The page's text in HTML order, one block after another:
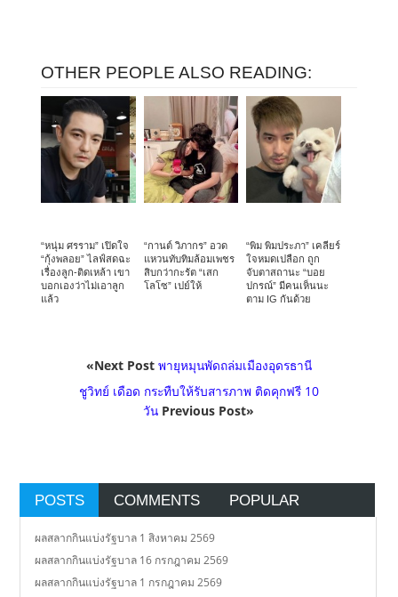
OTHER PEOPLE ALSO READING:
“หนุ่ม ศรราม” เปิดใจ
“กุ้งพลอย” ไลฟ์สดฉะ
เรื่องลูก-ติดเหล้า เขา
บอกเองว่าไม่เอาลูก
แล้ว
“กานต์ วิภากร” อวด
แหวนทับทิมล้อมเพชร
สิบกว่ากะรัต “เสก
โลโซ” เปย์ให้
“พิม พิมประภา” เคลียร์
ใจหมดเปลือก ถูก
จับตาสถานะ “บอย
ปกรณ์” มีคนเห็นนะ
ตาม IG กันด้วย
«Next Post พายุหมุนพัดถล่มเมืองอุดรธานี
ชูวิทย์ เดือด กระทืบให้รับสารภาพ ติดคุกฟรี 10
วัน Previous Post»
POSTS COMMENTS POPULAR
ผลสลากกินแบ่งรัฐบาล 1 สิงหาคม 2569
ผลสลากกินแบ่งรัฐบาล 16 กรกฎาคม 2569
ผลสลากกินแบ่งรัฐบาล 1 กรกฎาคม 2569